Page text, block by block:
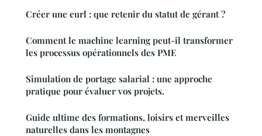
Créer une eurl : que retenir du statut de gérant ?
Comment le machine learning peut-il transformer
les processus opérationnels des PME
Simulation de portage salarial : une approche
pratique pour évaluer vos projets.
Guide ultime des formations, loisirs et merveilles
naturelles dans les montagnes